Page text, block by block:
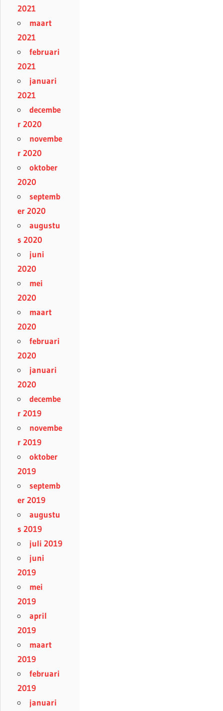
2021
maart
2021
februari
2021
januari
2021
decembe
r 2020
novembe
r 2020
oktober
2020
septemb
er 2020
augustu
s 2020
juni
2020
mei
2020
maart
2020
februari
2020
januari
2020
decembe
r 2019
novembe
r 2019
oktober
2019
septemb
er 2019
augustu
s 2019
juli 2019
juni
2019
mei
2019
april
2019
maart
2019
februari
2019
januari